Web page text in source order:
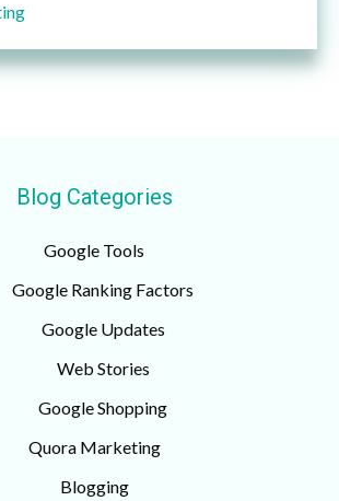
Blog Categories
Google Tools
Google Ranking Factors
Google Updates
Web Stories
Google Shopping
Quora Marketing
Blogging